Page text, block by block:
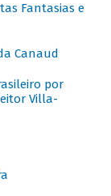
Fantasias e
Canaud
por
Villa-